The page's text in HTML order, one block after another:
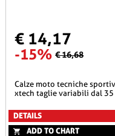
€ 14,17
-15% € 16,68
calze moto tecniche sportive estive leggere grigie e arancioni
xtech taglie variabili dal
DETAILS
ADD TO CHART